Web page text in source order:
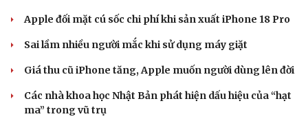
Apple đối mặt cú sốc chi phí khi sản xuất iPhone 18 Pro
Sai lầm nhiều người mắc khi sử dụng máy giặt
Giá thu cũ iPhone tăng, Apple muốn người dùng lên đời
Các nhà khoa học Nhật Bản phát hiện dấu hiệu của “hạt
ma” trong vũ trụ